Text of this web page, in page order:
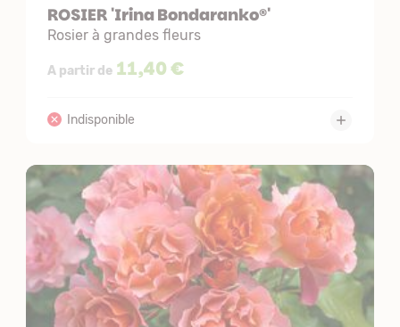
ROSIER 'Irina Bondaranko®'
Rosier à grandes fleurs
A partir de 11,40 €